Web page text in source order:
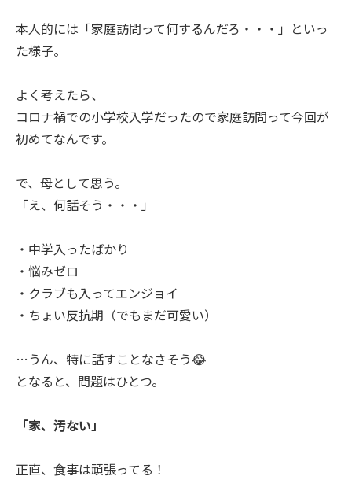
本人的には「家庭訪問って何するんだろ・・・」といっ
た様子。
よく考えたら、
コロナ禍での小学校入学だったので家庭訪問って今回が
初めてなんです。
で、母として思う。
「え、何話そう・・・」
・中学入ったばかり
・悩みゼロ
・クラブも入ってエンジョイ
・ちょい反抗期（でもまだ可愛い）
…うん、特に話すことなさそう😂
となると、問題はひとつ。
「家、汚ない」
正直、食事は頑張ってる！